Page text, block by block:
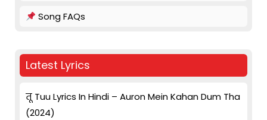
Song FAQs
Latest Lyrics
तू Tuu Lyrics In Hindi – Auron Mein Kahan Dum Tha
(2024)